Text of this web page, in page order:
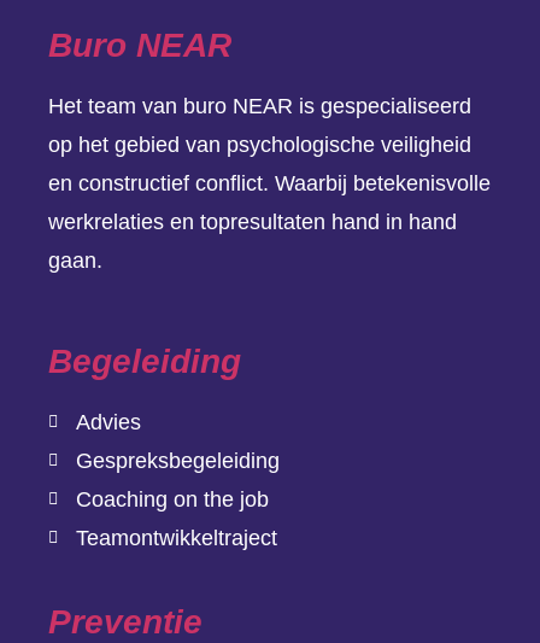
Buro NEAR
Het team van buro NEAR is gespecialiseerd
op het gebied van psychologische veiligheid
en constructief conflict. Waarbij betekenisvolle
werkrelaties en topresultaten hand in hand
gaan.
Begeleiding
Advies
Gespreksbegeleiding
Coaching on the job
Teamontwikkeltraject
Preventie